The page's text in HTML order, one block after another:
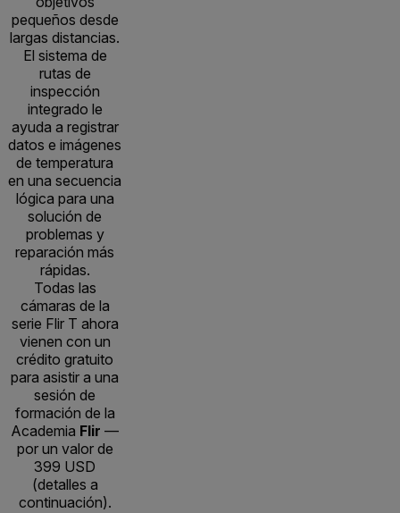
pequeños desde
largas distancias.
El sistema de
rutas de
inspección
integrado le
ayuda a registrar
datos e imágenes
de temperatura
en una secuencia
lógica para una
solución de
problemas y
reparación más
rápidas.
Todas las
cámaras de la
serie Flir T ahora
vienen con un
crédito gratuito
para asistir a una
sesión de
formación de la
Academia Flir —
por un valor de
399 USD
(detalles a
continuación).